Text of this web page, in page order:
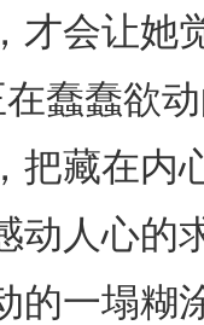
才会让她
蠢蠢欲
把藏在内
动人心的
一塌糊